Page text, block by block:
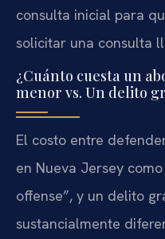
consulta inicial para
solicitar una consulta
¿Cuánto cuesta un
menor vs. Un delito
El costo entre
en Nueva Jersey
offense”, y un delito
sustancialmente